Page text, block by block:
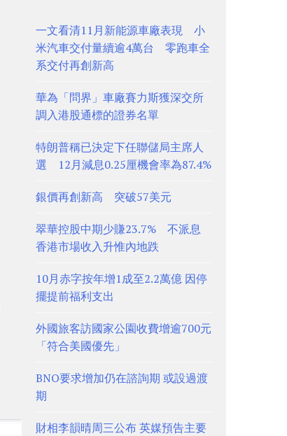
一文看清11月新能源車廠表現 小
米汽車交付量續逾4萬台 零跑車全
系交付再創新高
華為「問界」車廠賽力斯獲深交所
調入港股通標的證券名單
特朗普稱已決定下任聯儲局主席人
選 12月減息0.25厘機會率為87.4%
銀價再創新高 突破57美元
翠華控股中期少賺23.7% 不派息
香港市場收入升惟內地跌
10月赤字按年增1成至2.2萬億 因停
擺提前福利支出
外國旅客訪國家公園收費增逾700元
「符合美國優先」
BNO要求增加仍在諮詢期 或設過渡
期
財相李韻晴周三公布 英媒預告主要